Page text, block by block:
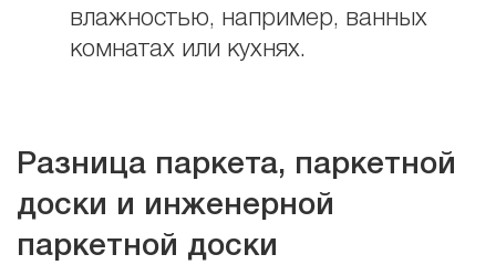
влажностью, например, ванных
комнатах или кухнях.
Разница паркета, паркетной
доски и инженерной
паркетной доски